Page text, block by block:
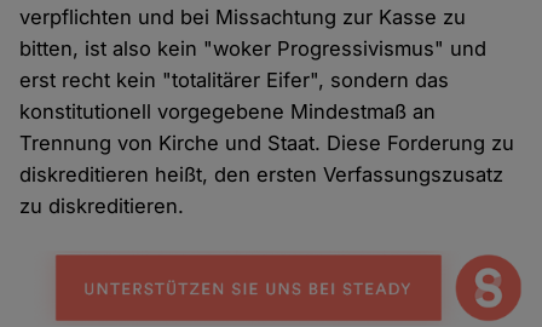
verpflichten und bei Missachtung zur Kasse zu
bitten, ist also kein "woker Progressivismus" und
erst recht kein "totalitärer Eifer", sondern das
konstitutionell vorgegebene Mindestmaß an
Trennung von Kirche und Staat. Diese Forderung zu
diskreditieren heißt, den ersten Verfassungszusatz
zu diskreditieren.